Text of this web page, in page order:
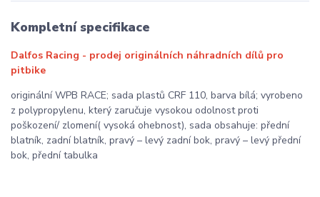
Kompletní specifikace
Dalfos Racing - prodej originálních náhradních dílů pro
pitbike
originální WPB RACE; sada plastů CRF 110, barva bílá; vyrobeno
z polypropylenu, který zaručuje vysokou odolnost proti
poškození/ zlomení( vysoká ohebnost), sada obsahuje: přední
blatník, zadní blatník, pravý – levý zadní bok, pravý – levý přední
bok, přední tabulka